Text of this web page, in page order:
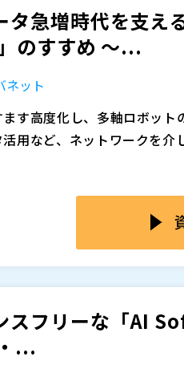
リモートI/Oでも高精度制
る構成の考え方を分かりや
トに悩んでいる方 ・リモー
・精密加工装置の制御設計
（）
的に追加、削除される可能
でしょうか。
まずは可視化を起点に、リ
たはネットワークセキュリ
ティにおける運用課題を整
ンをご紹介します。 「OT
きかが知りたい」という方
で実践的な方法をお確かめ
（）
（）
的に追加、削除される可能
タ急増時代を支え
のすすめ ～...
ネット
す高度化し、多軸ロボット
用など、ネットワークを介
上したものの、高解像度画像
サンプリングなど高負荷処
能強化を進めてきました。
きず、構成の複雑化や配線
スフリーな「AI
・...